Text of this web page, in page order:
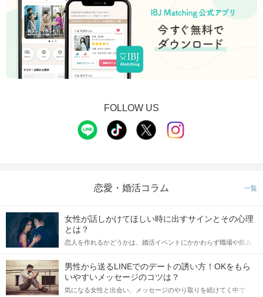
FOLLOW US
恋愛・婚活コラム 一覧
女性が話しかけてほしい時に出すサインとその心理
とは？
恋人を作れるかどうかは、婚活イベントにかかわらず職場や飲み
てアプローチできるかにも左右されます。 これから恋人作りを本
格的に始めようとしている方は、女性が異性を求めて出すサイン
をしっかりと理解し、正しい行動に移せるかどうかが重要。 この
記事では、女性が話しかけて欲しい時に出すサインとその心理を
男性から送るLINEでのデートの誘い方！OKをもら
いやすいメッセージのコツは？
気になる女性と出会い、メッセージのやり取りを続けてく中で